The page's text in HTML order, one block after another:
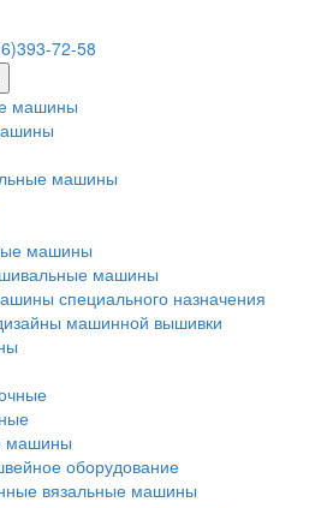
72-58
машины
машины
машины
машины
специального назначения
машинной вышивки
машины
оборудование
вязальные машины